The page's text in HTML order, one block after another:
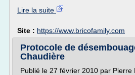
Lire la suite
Site : https://www.bricofamily.com
Protocole de
Chaudière
Publié le 27 février 2010 par Pierre